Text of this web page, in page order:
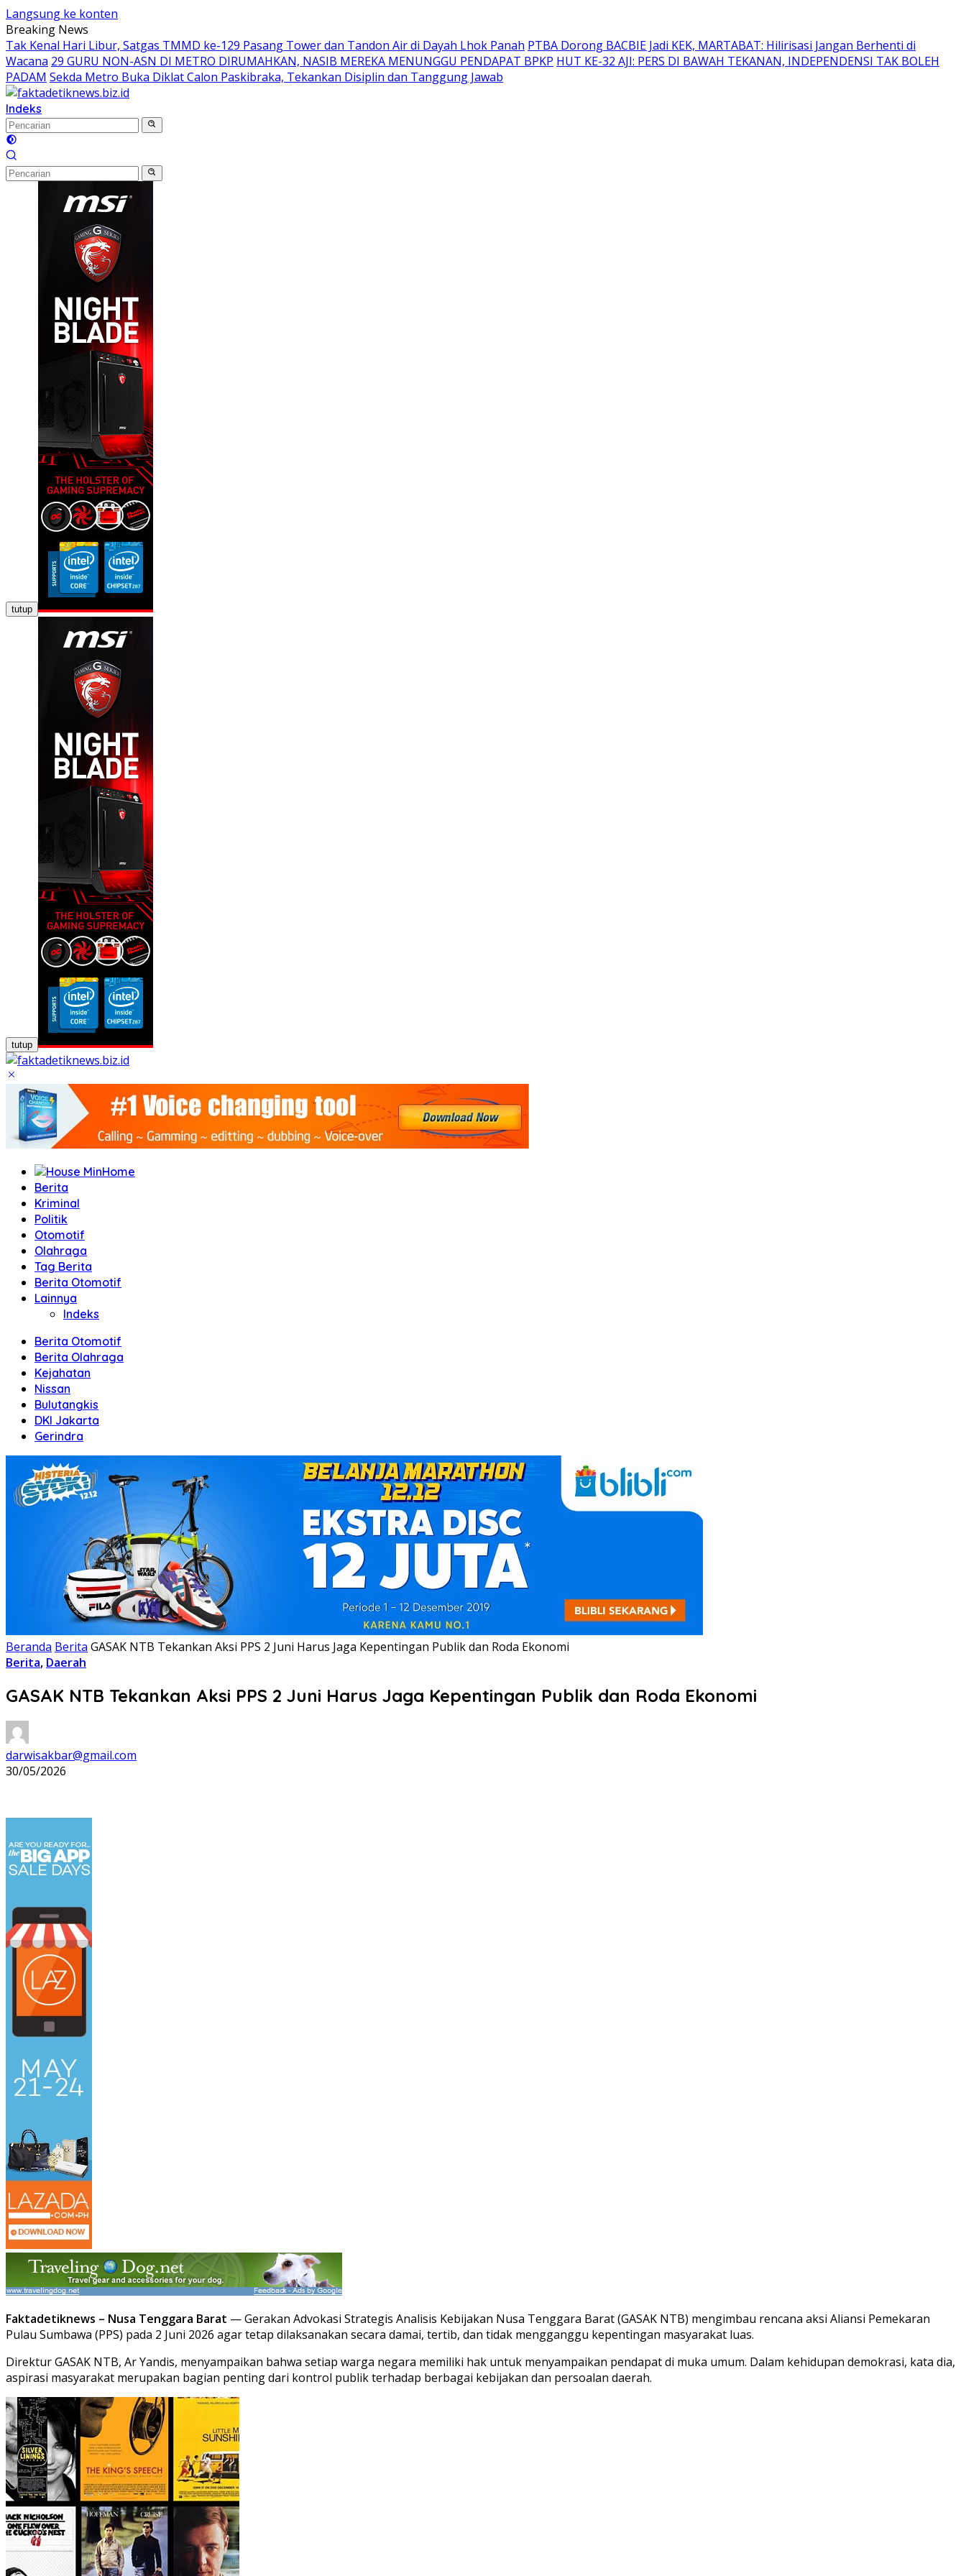
Langsung ke konten
Breaking News
Tak Kenal Hari Libur, Satgas TMMD ke-129 Pasang Tower dan Tandon Air di Dayah Lhok Panah PTBA Dorong BACBIE Jadi KEK, MARTABAT: Hilirisasi Jangan Berhenti di
Wacana 29 GURU NON-ASN DI METRO DIRUMAHKAN, NASIB MEREKA MENUNGGU PENDAPAT BPKP HUT KE-32 AJI: PERS DI BAWAH TEKANAN, INDEPENDENSI TAK BOLEH
PADAM Sekda Metro Buka Diklat Calon Paskibraka, Tekankan Disiplin dan Tanggung Jawab
Indeks
tutup
tutup
Home
Berita
Kriminal
Politik
Otomotif
Olahraga
Tag Berita
Berita Otomotif
Lainnya
Indeks
Berita Otomotif
Berita Olahraga
Kejahatan
Nissan
Bulutangkis
DKI Jakarta
Gerindra
Beranda Berita GASAK NTB Tekankan Aksi PPS 2 Juni Harus Jaga Kepentingan Publik dan Roda Ekonomi
Berita, Daerah
GASAK NTB Tekankan Aksi PPS 2 Juni Harus Jaga Kepentingan Publik dan Roda Ekonomi
darwisakbar@gmail.com
30/05/2026
Faktadetiknews – Nusa Tenggara Barat — Gerakan Advokasi Strategis Analisis Kebijakan Nusa Tenggara Barat (GASAK NTB) mengimbau rencana aksi Aliansi Pemekaran
Pulau Sumbawa (PPS) pada 2 Juni 2026 agar tetap dilaksanakan secara damai, tertib, dan tidak mengganggu kepentingan masyarakat luas.
Direktur GASAK NTB, Ar Yandis, menyampaikan bahwa setiap warga negara memiliki hak untuk menyampaikan pendapat di muka umum. Dalam kehidupan demokrasi, kata dia,
aspirasi masyarakat merupakan bagian penting dari kontrol publik terhadap berbagai kebijakan dan persoalan daerah.